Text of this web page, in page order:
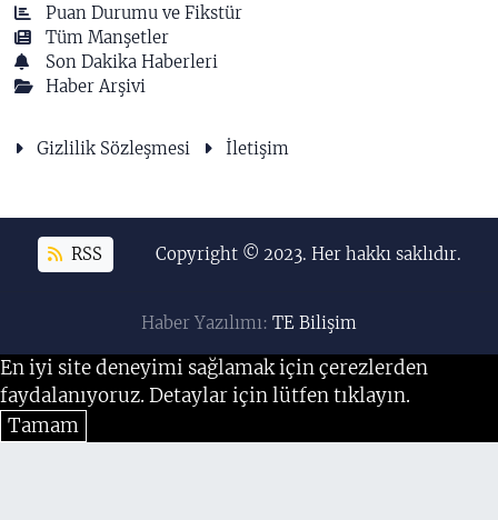
Puan Durumu ve Fikstür
Tüm Manşetler
Son Dakika Haberleri
Haber Arşivi
Gizlilik Sözleşmesi İletişim
RSS Copyright © 2023. Her hakkı saklıdır.
Haber Yazılımı: TE Bilişim
En iyi site deneyimi sağlamak için çerezlerden
faydalanıyoruz. Detaylar için lütfen tıklayın.
Tamam